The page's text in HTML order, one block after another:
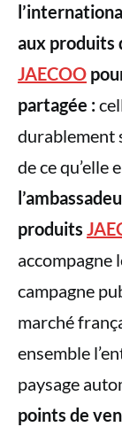
aux produits
JAECOO
partagée :
durablement
de ce qu’elle
produits
accompagne
campagne
marché
ensemble
paysage
points de